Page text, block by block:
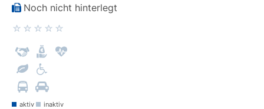
Noch nicht hinterlegt
aktiv inaktiv